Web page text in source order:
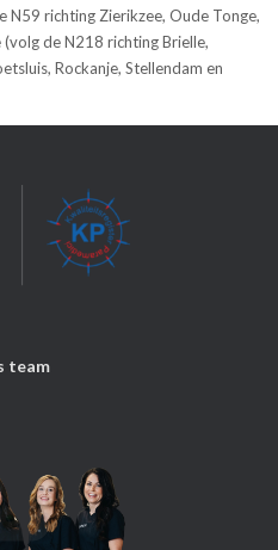
N59 richting Zierikzee, Oude Tonge,
de N218 richting Brielle,
Rockanje, Stellendam en
team